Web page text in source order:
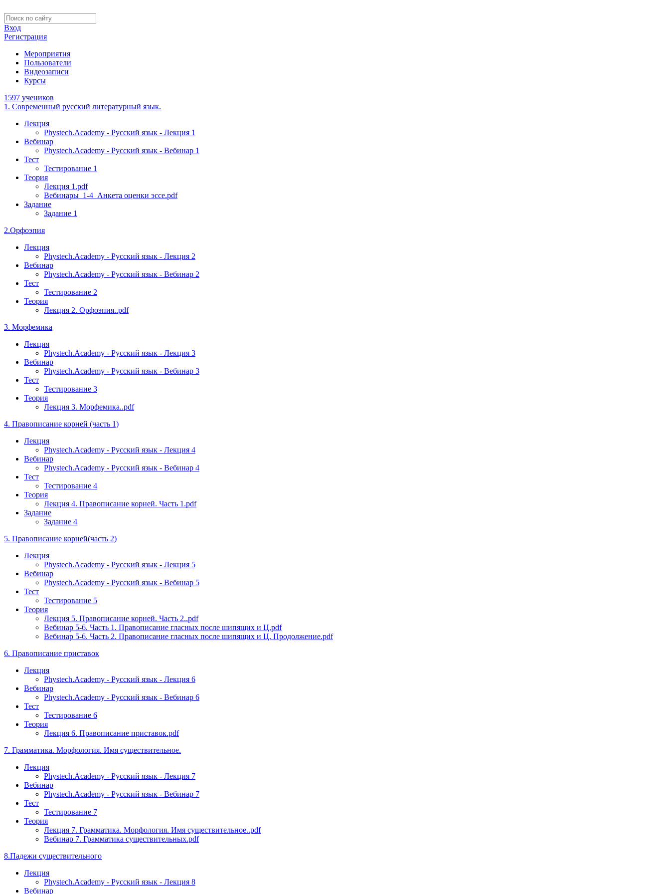
Вход
Регистрация
Мероприятия
Пользователи
Видеозаписи
Курсы
1597 учеников
1. Современный русский литературный язык.
Лекция
Phystech.Academy - Русский язык - Лекция 1
Вебинар
Phystech.Academy - Русский язык - Вебинар 1
Тест
Тестирование 1
Теория
Лекция 1.pdf
Вебинары_1-4_Анкета оценки эссе.pdf
Задание
Задание 1
2.Орфоэпия
Лекция
Phystech.Academy - Русский язык - Лекция 2
Вебинар
Phystech.Academy - Русский язык - Вебинар 2
Тест
Тестирование 2
Теория
Лекция 2. Орфоэпия..pdf
3. Морфемика
Лекция
Phystech.Academy - Русский язык - Лекция 3
Вебинар
Phystech.Academy - Русский язык - Вебинар 3
Тест
Тестирование 3
Теория
Лекция 3. Морфемика..pdf
4. Правописание корней (часть 1)
Лекция
Phystech.Academy - Русский язык - Лекция 4
Вебинар
Phystech.Academy - Русский язык - Вебинар 4
Тест
Тестирование 4
Теория
Лекция 4. Правописание корней. Часть 1.pdf
Задание
Задание 4
5. Правописание корней(часть 2)
Лекция
Phystech.Academy - Русский язык - Лекция 5
Вебинар
Phystech.Academy - Русский язык - Вебинар 5
Тест
Тестирование 5
Теория
Лекция 5. Правописание корней. Часть 2..pdf
Вебинар 5-6. Часть 1. Правописание гласных после шипящих и Ц.pdf
Вебинар 5-6. Часть 2. Правописание гласных после шипящих и Ц. Продолжение.pdf
6. Правописание приставок
Лекция
Phystech.Academy - Русский язык - Лекция 6
Вебинар
Phystech.Academy - Русский язык - Вебинар 6
Тест
Тестирование 6
Теория
Лекция 6. Правописание приставок.pdf
7. Грамматика. Морфология. Имя существительное.
Лекция
Phystech.Academy - Русский язык - Лекция 7
Вебинар
Phystech.Academy - Русский язык - Вебинар 7
Тест
Тестирование 7
Теория
Лекция 7. Грамматика. Морфология. Имя существительное..pdf
Вебинар 7. Грамматика существительных.pdf
8.Падежи существительного
Лекция
Phystech.Academy - Русский язык - Лекция 8
Вебинар